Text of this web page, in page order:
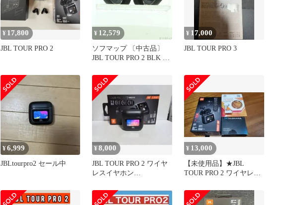
¥ 17,800
JBL TOUR PRO 2
¥ 12,579
ソフマップ 〔中古品〕
JBL TOUR PRO 2 BLK ブ
¥ 17,000
JBL TOUR PRO 3
¥6,999
JBLtourpro2 セール中
¥8,000
JBL TOUR PRO 2 ワイヤ
レスイヤホン
¥ 13,000
【未使用品】★JBL
TOUR PRO 2 ワイヤレス